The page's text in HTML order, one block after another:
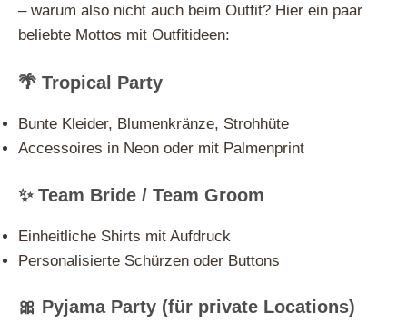
– warum also nicht auch beim Outfit? Hier ein paar
beliebte Mottos mit Outfitideen:
🌴 Tropical Party
Bunte Kleider, Blumenkränze, Strohhüte
Accessoires in Neon oder mit Palmenprint
✨ Team Bride / Team Groom
Einheitliche Shirts mit Aufdruck
Personalisierte Schürzen oder Buttons
🎀 Pyjama Party (für private Locations)